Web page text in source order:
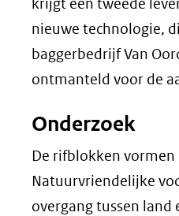
nieuwe technologie,
baggerbedrijf Van
ontmanteld voor de
Onderzoek
De rifblokken
Natuurvriendelijke
overgang tussen